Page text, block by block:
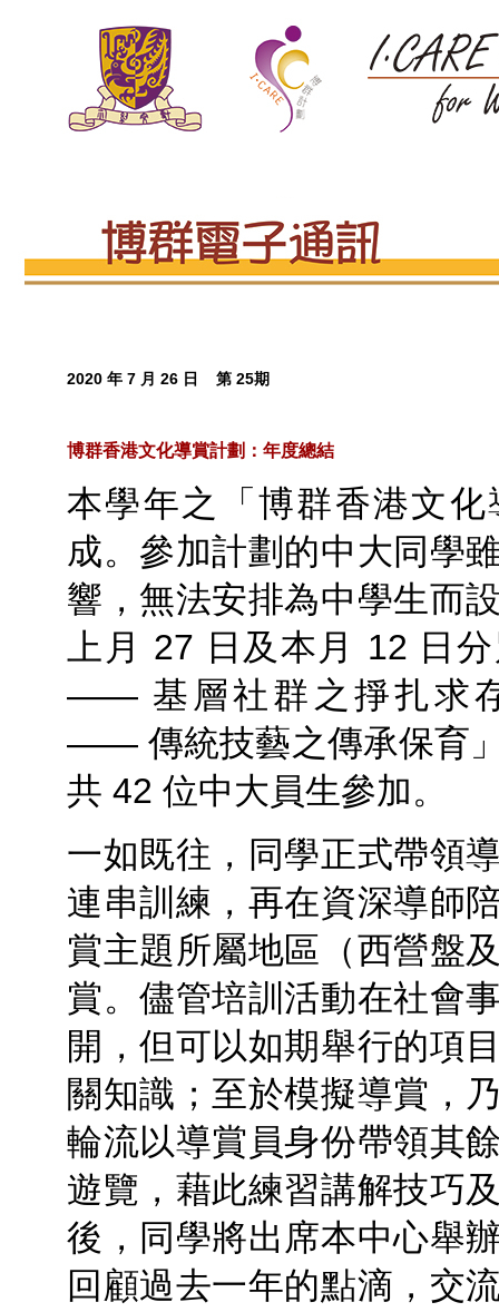
2020 年 7 月 26 日 第 25期
博群香港文化導賞計劃：年度總結
本學年之「博群香港文
成。參加計劃的中大同學
響，無法安排為中學生而
上月 27 日及本月 12 日
—— 基層社群之掙扎求
—— 傳統技藝之傳承保育
共 42 位中大員生參加。
一如既往，同學正式帶領
連串訓練，再在資深導師
賞主題所屬地區（西營盤
賞。儘管培訓活動在社會
開，但可以如期舉行的項
關知識；至於模擬導賞，
輪流以導賞員身份帶領其
遊覽，藉此練習講解技巧
後，同學將出席本中心舉
回顧過去一年的點滴，交